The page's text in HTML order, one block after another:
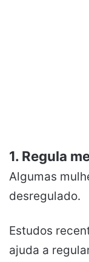
1. Regula
Algumas
desregulado.
Estudos
ajuda a